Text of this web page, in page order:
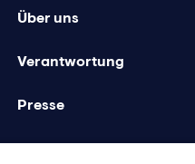
Über uns
Verantwortung
Presse
Karriere